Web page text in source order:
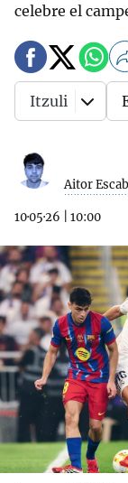
celebre el
Aitor
10·05·26 10:00
Itzuli